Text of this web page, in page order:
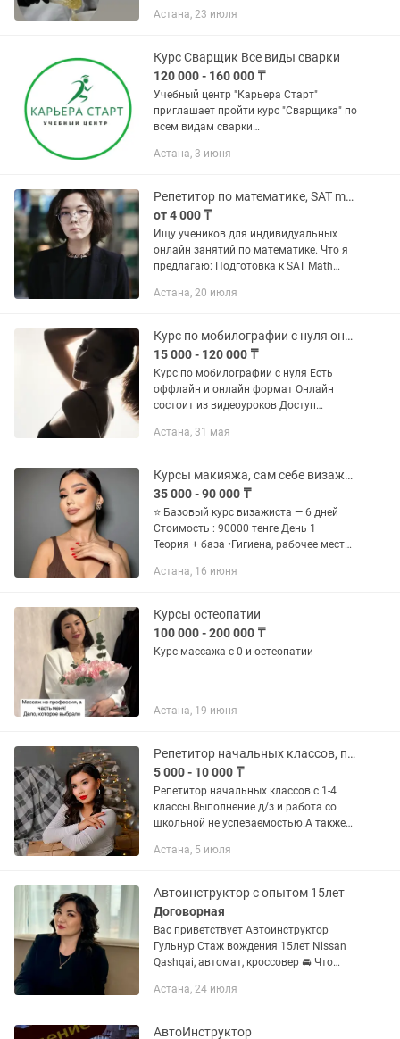
быстро выйти на высокий доход и
индустрии.⠀ ⠀ 💡...
Астана, 23 июля
Курс Сварщик Все виды сварки
120 000 - 160 000 ₸
Учебный центр "Карьера Старт"
приглашает пройти курс "Сварщика" по
всем видам сварки
Аргон). На курсе проводиться 100%
месяц....
Астана, 3 июня
Репетитор по математике, SAT math
от 4 000 ₸
Ищу учеников для индивидуальных
онлайн занятий по математике. Что я
предлагаю: Подготовка к SAT Math
класса) Разбор сложных тем, помощь с
Астана, 20 июля
Курс по мобилографии с нуля онлайн и оффлайн
15 000 - 120 000 ₸
Курс по мобилографии с нуля Есть
оффлайн и онлайн формат Онлайн
состоит из видеоуроков Доступ
обучитесь: 1. Как снимать на видео и
Астана, 31 мая
Курсы макияжа, сам себе визажист
35 000 - 90 000 ₸
⭐ Базовый курс визажиста — 6 дней
Стоимость : 90000 тенге День 1 —
Теория + база •Гигиена, рабочее место,
подготовка кожи под макияж. •Разбор
Астана, 16 июня
Курсы остеопатии
100 000 - 200 000 ₸
Курс массажа с 0 и остеопатии
Астана, 19 июня
Репетитор начальных классов, подготовка к школе
5 000 - 10 000 ₸
Репетитор начальных классов с 1-4
классы.Выполнение д/з и работа со
школьной не успеваемостью.А также
школе(Чтение,прописи,математика и
Астана, 5 июля
Автоинструктор с опытом 15лет
Договорная
Вас приветствует Автоинструктор
Гульнур Стаж вождения 15лет Nissan
Qashqai, автомат, кроссовер 🚘 Что
вождение по городу, 3 вида парковки,
Астана, 24 июля
АвтоИнструктор